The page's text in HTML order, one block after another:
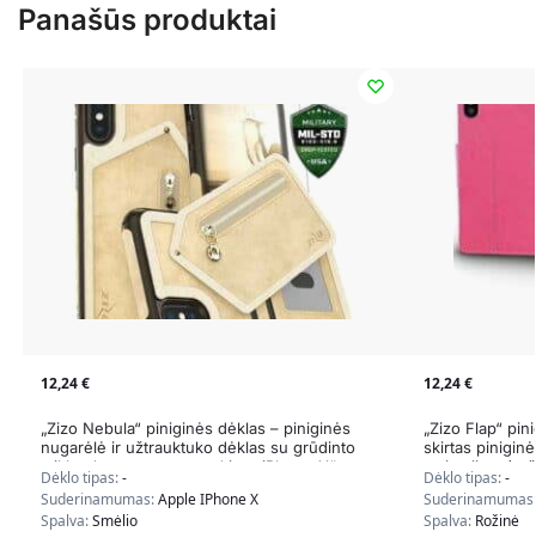
Panašūs produktai
12,24€
„Zizo Nebula“ piniginės dėklas – piniginės
nugarėlė ir užtrauktuko dėklas su grūdinto
stiklo ekrano apsauga, skirta „iPhone X“
(gelsvai ruda)
Dėklo tipas:-
Suderinamumas:Apple IPhone X
Spalva:Smėlio
12,24€
„Zizo Flap“
skirtas
atsistojimu
Dėklo tipas:-
Spalva: Rožinė